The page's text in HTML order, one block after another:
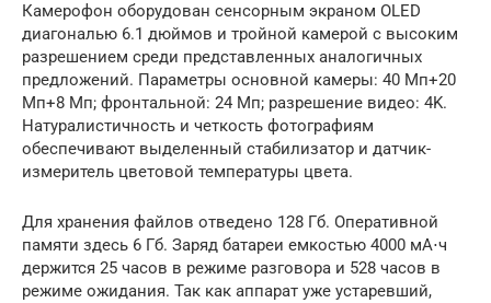
Камерофон оборудован сенсорным экраном OLED
диагональю 6.1 дюймов и тройной камерой с высоким
разрешением среди представленных аналогичных
предложений. Параметры основной камеры: 40 Мп+20
Мп+8 Мп; фронтальной: 24 Мп; разрешение видео: 4K.
Натуралистичность и четкость фотографиям
обеспечивают выделенный стабилизатор и датчик-
измеритель цветовой температуры цвета.
Для хранения файлов отведено 128 Гб. Оперативной
памяти здесь 6 Гб. Заряд батареи емкостью 4000 мА⋅ч
держится 25 часов в режиме разговора и 528 часов в
режиме ожидания. Так как аппарат уже устаревший,